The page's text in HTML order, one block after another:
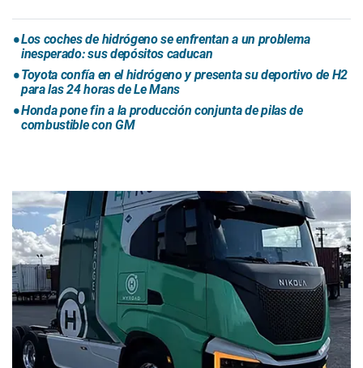
Los coches de hidrógeno se enfrentan a un problema
inesperado: sus depósitos caducan
Toyota confía en el hidrógeno y presenta su deportivo de H2
para las 24 horas de Le Mans
Honda pone fin a la producción conjunta de pilas de
combustible con GM